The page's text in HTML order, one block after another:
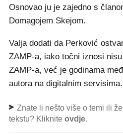
Osnovao ju je zajedno s
Domagojem Skejom.
Valja dodati da Perković
ZAMP-a, iako točni iznosi
ZAMP-a, već je godinama
autora na digitalnim servisima.
Znate li nešto više o temi ili
tekstu? Kliknite ovdje.